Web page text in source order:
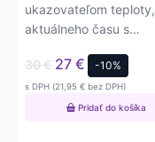
ukazovateľom teploty,
aktuálneho času s
Ideálna pre…
30€ 27 € -10%
s DPH (21,95 € bez DPH)
Pridať do košíka